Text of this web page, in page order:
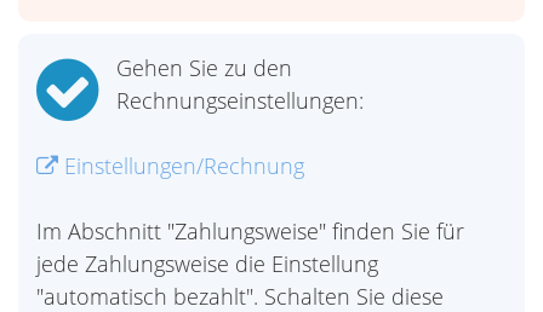
Gehen Sie zu den
Rechnungseinstellungen:
Einstellungen/Rechnung
Im Abschnitt "Zahlungsweise" finden Sie für
jede Zahlungsweise die Einstellung
"automatisch bezahlt". Schalten Sie diese